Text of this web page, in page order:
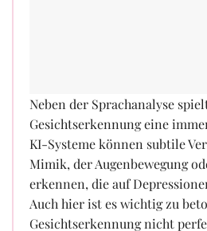
Neben der Sprachanalyse
Gesichtserkennung eine
KI-Systeme können subtile
Mimik, der Augenbewegung
erkennen, die auf
Auch hier ist es wichtig zu
Gesichtserkennung nicht